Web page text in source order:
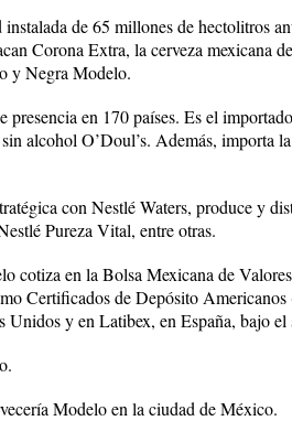
de 65 millones de hectolitros
Corona Extra, la cerveza mexicana
y Negra Modelo.
presencia en 170 países. Es el
alcohol O’Doul’s. Además, importa
con Nestlé Waters, produce y
Pureza Vital, entre otras.
cotiza en la Bolsa Mexicana de
Certificados de Depósito
Unidos y en Latibex, en España, bajo
Modelo en la ciudad de México.